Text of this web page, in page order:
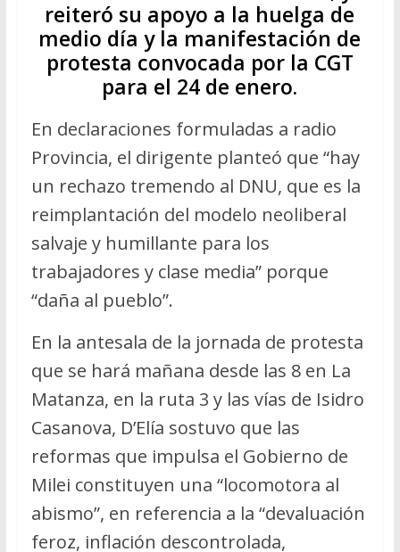
reiteró su apoyo a la huelga de
medio día y la manifestación de
protesta convocada por la CGT
para el 24 de enero.
En declaraciones formuladas a radio
Provincia, el dirigente planteó que “hay
un rechazo tremendo al DNU, que es la
reimplantación del modelo neoliberal
salvaje y humillante para los
trabajadores y clase media” porque
“daña al pueblo”.
En la antesala de la jornada de protesta
que se hará mañana desde las 8 en La
Matanza, en la ruta 3 y las vías de Isidro
Casanova, D’Elía sostuvo que las
reformas que impulsa el Gobierno de
Milei constituyen una “locomotora al
abismo”, en referencia a la “devaluación
feroz, inflación descontrolada,